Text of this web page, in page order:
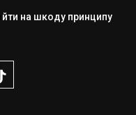
йти на шкоду принципу